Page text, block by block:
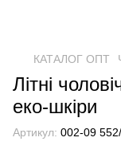
КАТАЛОГ ОПТ
Літні
еко-шкіри
Артикул: 002-09